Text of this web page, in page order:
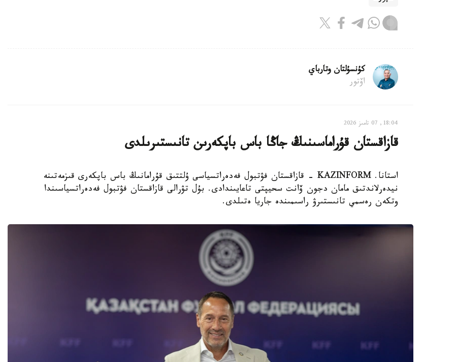
كۇنسۇلتان وتارباي
اۆتور
18:04, 07 تامىز 2026
قازاقستان قۇراماسىنىڭ جاڭا باس باپكەرىن تانىستىرىلدى
استانا. KAZINFORM - قازاقستان فۋتبول فەدەراتسياسى ۇلتتىق قۇرامانىڭ باس باپكەرى قىزمەتىنە
نيدەرلاندتىق مامان دجون ۆانت سحيپتى تاعايىندادى. بۇل تۋرالى قازاقستان فۋتبول فەدەراتسياسىندا
وتكەن رەسمي تانىستىرۋ راسىمىندە جاريا ەتىلدى.